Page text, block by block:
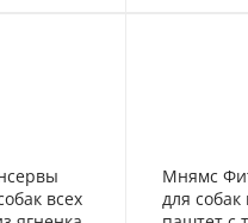
всех
Мнямс
для собак